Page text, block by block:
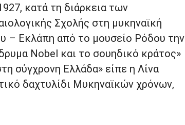
κατά τη διάρκεια των
Σχολής στη μυκηναϊκή
– Εκλάπη από το μουσείο Ρόδου την
Nobel και το σουηδικό κράτος»
σύγχρονη Ελλάδα» είπε η Λίνα
δαχτυλίδι Μυκηναϊκών χρόνων,